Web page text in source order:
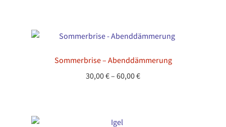
Sommerbrise – Abenddämmerung
30,00€– 60,00€Preisspanne: